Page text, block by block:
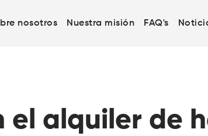
nosotros Nuestra misión FAQ's
el alquiler de